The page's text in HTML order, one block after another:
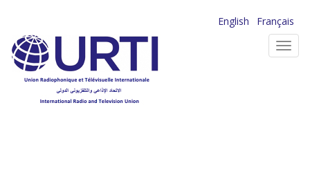
contenu
principal
English
Français